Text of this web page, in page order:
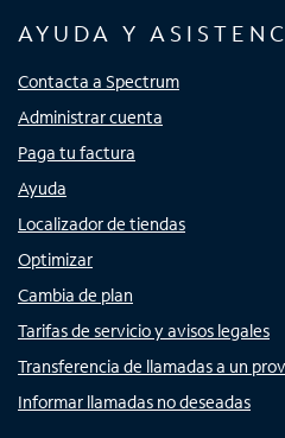
AYUDA Y
Contacta a Spectrum
Administrar cuenta
Paga tu factura
Ayuda
Localizador de tiendas
Optimizar
Cambia de plan
Tarifas de servicio y avisos legales
Transferencia de llamadas a un
Informar llamadas no deseadas